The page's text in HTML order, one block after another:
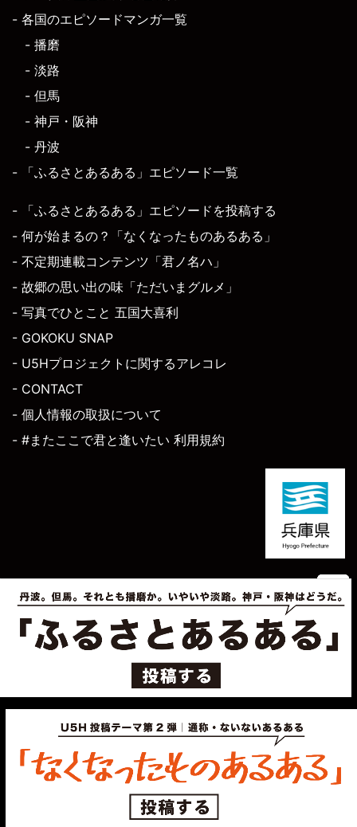
- 各国のエピソードマンガ一覧
- 播磨
- 淡路
- 但馬
- 神戸・阪神
- 丹波
- 「ふるさとあるある」エピソード一覧
- 「ふるさとあるある」エピソードを投稿する
- 何が始まるの？「なくなったものあるある」
- 不定期連載コンテンツ「君ノ名ハ」
- 故郷の思い出の味「ただいまグルメ」
- 写真でひとこと 五国大喜利
- GOKOKU SNAP
- U5Hプロジェクトに関するアレコレ
- CONTACT
- 個人情報の取扱について
- #またここで君と逢いたい 利用規約